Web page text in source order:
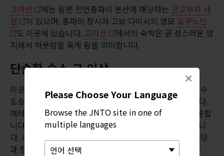
Please Choose Your Language
Browse the JNTO site in one of
multiple languages
×
고야산 에는 일본 진언종파의 본산에 해당하는 곤고부지 사
원
이 있으며, 종파의 창시자 고보 다이시의 영묘 오쿠노인
도 이곳에 있습니다. 고야산
에서의 숙박은 곧 성스러운 영
지에서 하룻밤을 묵게 됨을 의미합니다.
단순한 숙소 그 이상
이곳에 머무는 동안 몇 가지 불교 의식과 활동을 체험하면 수
도승들의 생활 방식을 좀 더 심층적으로 이해할 수 있습니다.
여러 사원에서 승려들이 직접 안내하는 아지칸 체험을 제공합
니다. 아지칸이란 진언종 불교에서만 볼 수 있는 명상법입니
다. 내면의 균형을 되찾고자 한다면 잘 가꿔놓은 이곳의 불당
과 정원을 거닐며 명상을 시도해보세요.